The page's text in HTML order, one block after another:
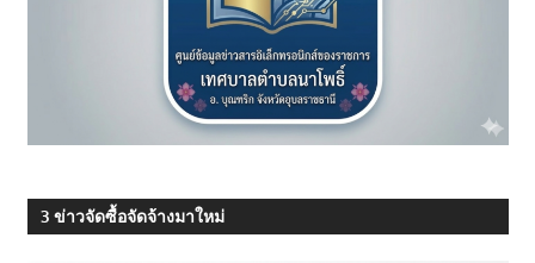
3 ข่าวจัดซื้อจัดจ้างมาใหม่